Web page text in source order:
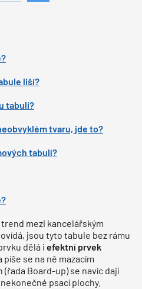
liší?
tabuli?
tvaru, jde to?
tabulí?
mezi kancelářským
jsou tyto tabule bez rámu
dělá i efektní prvek
píše se na ně mazacím
Board-up) se navíc dají
psací plochy.